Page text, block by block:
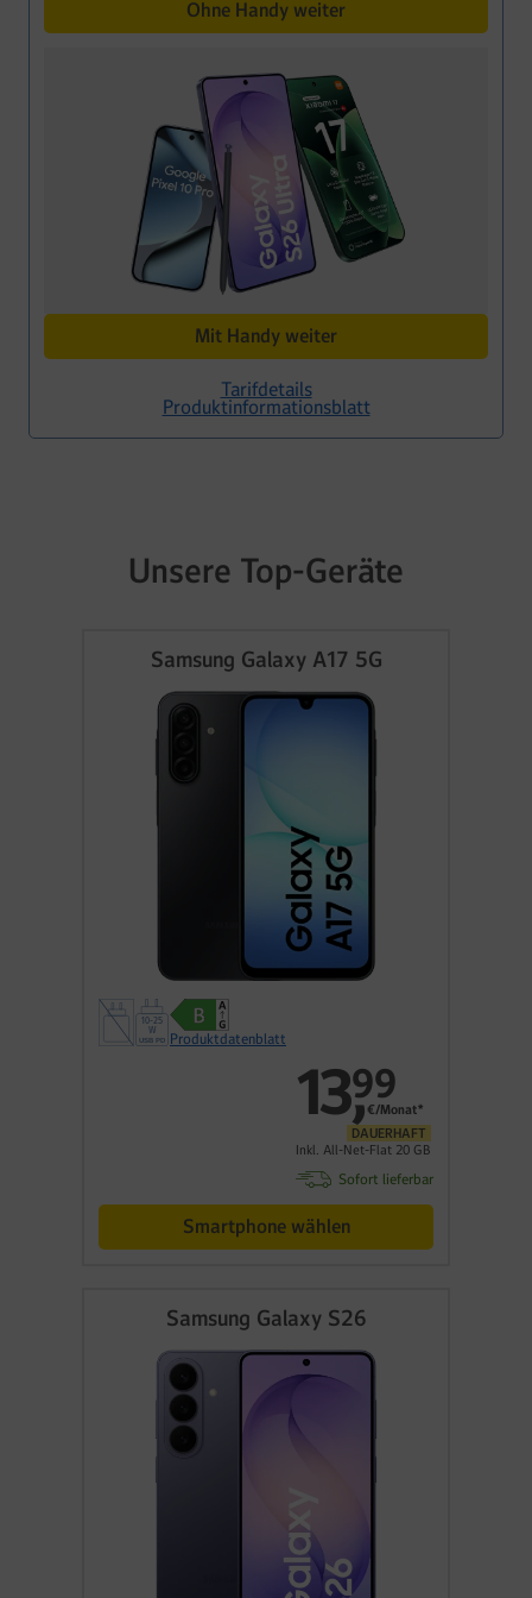
Ohne Handy weiter
Mit Handy weiter
Tarifdetails
Produktinformationsblatt
Unsere Top-Geräte
Samsung Galaxy A17 5G
Produktdatenblatt
13,
99
€/Monat*
DAUERHAFT
Inkl. All-Net-Flat 20 GB
Sofort lieferbar
Smartphone wählen
Samsung Galaxy S26